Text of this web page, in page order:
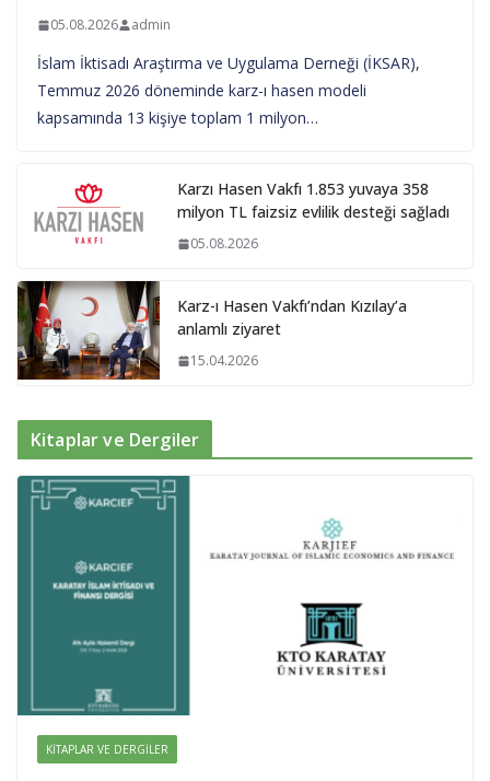
05.08.2026 admin
İslam İktisadı Araştırma ve Uygulama Derneği (İKSAR),
Temmuz 2026 döneminde karz-ı hasen modeli
kapsamında 13 kişiye toplam 1 milyon…
Karzı Hasen Vakfı 1.853 yuvaya 358
milyon TL faizsiz evlilik desteği sağladı
05.08.2026
Karz-ı Hasen Vakfı’ndan Kızılay’a
anlamlı ziyaret
15.04.2026
Kitaplar ve Dergiler
KITAPLAR VE DERGILER